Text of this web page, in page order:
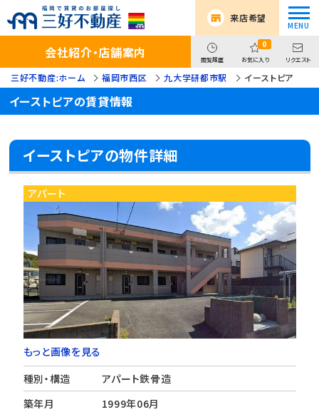
来店希望
会社紹介・店舗案内 閲覧履歴
0
お気に入り リクエスト
三好不動産:ホーム 福岡市西区 九大学研都市駅 イーストピア
イーストピアの賃貸情報
イーストピアの物件詳細
アパート
もっと画像を見る
種別・構造
アパート鉄骨造
築年月
1999年06月